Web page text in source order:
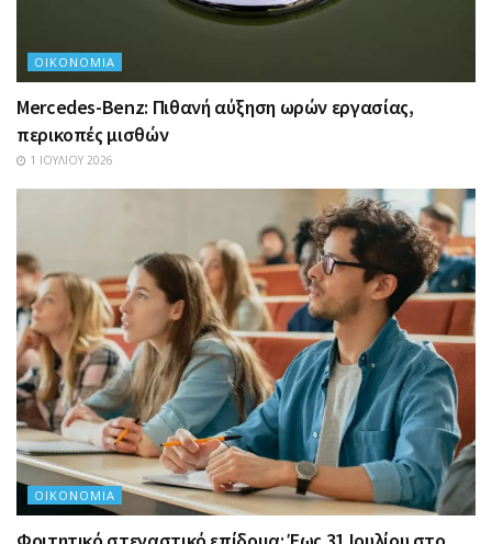
ΟΙΚΟΝΟΜΊΑ
Mercedes-Benz: Πιθανή αύξηση ωρών εργασίας,
περικοπές μισθών
1 ΙΟΥΛΊΟΥ 2026
ΟΙΚΟΝΟΜΊΑ